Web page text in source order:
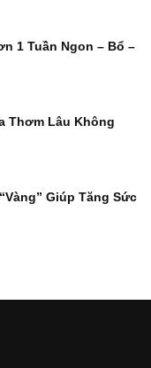
1 Tuần Ngon – Bổ –
Thơm Lâu Không
Giúp Tăng Sức